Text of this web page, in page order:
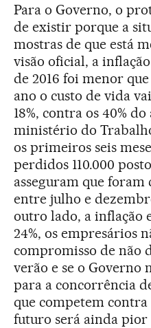
Para o Governo, o
de existir porque a
mostras de que está
visão oficial, a
de 2016 foi menor
ano o custo de vida
18%, contra os 40%
ministério do
os primeiros seis
perdidos 110.000
asseguram que foram
entre julho e
outro lado, a inflação
24%, os empresários
compromisso de não
verão e se o Governo
para a concorrência
que competem
futuro será ainda pior